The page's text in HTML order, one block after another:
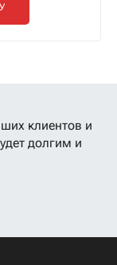
клиентов и
долгим и